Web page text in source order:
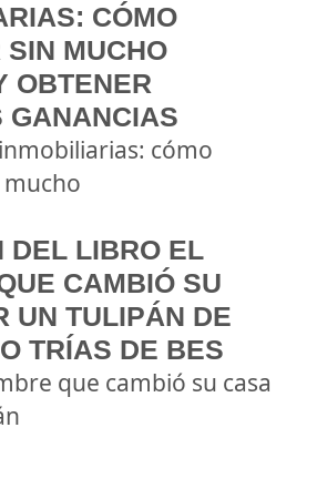
CÓMO
MUCHO
OBTENER
GANANCIAS
cómo
DEL LIBRO EL
CAMBIÓ SU
UN TULIPÁN DE
TRÍAS DE BES
que cambió su casa